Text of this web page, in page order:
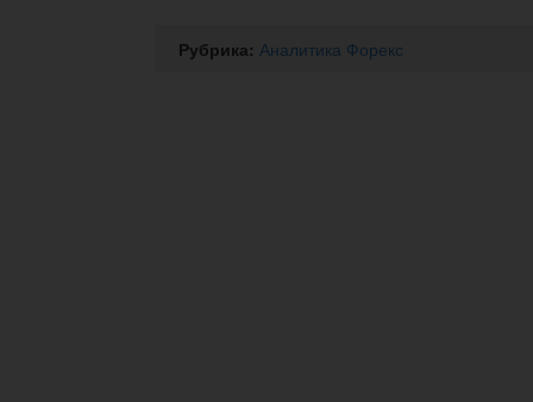
Рубрика: Аналитика Форекс